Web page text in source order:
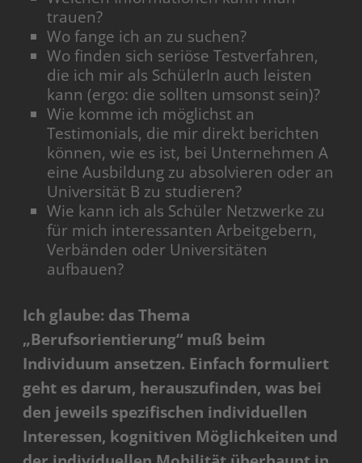
trauen?
Wo fange ich an zu suchen?
Wo finden sich seriöse Testverfahren,
die ich mir als SchülerIn auch leisten
kann (ergo: die sollten umsonst sein)?
Wie komme ich möglichst an
Testimonials, die mir direkt berichten
können, wie es ist, bei Unternehmen A
eine Ausbildung zu absolvieren oder an
Universität B zu studieren?
Wie kann ich als Schüler Netzwerke zu
für mich interessanten Arbeitgebern,
Verbänden oder Universitäten
aufbauen?
Ich glaube: das Thema
„Berufsorientierung“ muß beim
Individuum ansetzen. Einfach formuliert
geht es darum, herauszufinden, was bei
den jeweils spezifischen individuellen
Interessen, kognitiven Möglichkeiten und